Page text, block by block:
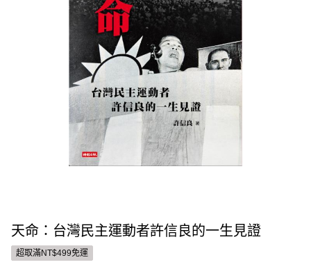
天命：台灣民主運動者許信良的一生見證
超取滿NT$499免運